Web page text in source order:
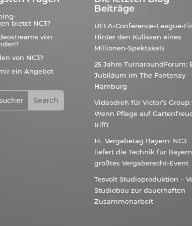
bietet NC3?
von
von NC3?
ein Angebot
Beiträge
UEFA-Conference-League-
Hinter den Kulissen eines
Millionen-Spektakels
25 Jahre TurnaroundForum:
Jubiläum im The Fontenay
Hamburg
Videodreh für Victor’s Group:
Wenn Pflege auf
trifft
14. Vergabetag Bayern: NC3
liefert die Technik für
größtes Vergaberecht-Event
Tesvolt Studioproduktion –
Studiobau zur dauerhaften
Zusammenarbeit